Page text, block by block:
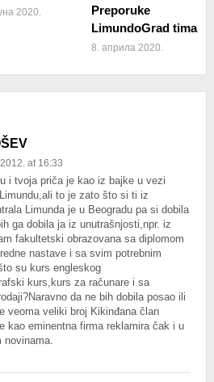
2020.
Preporuke
LimundoGrad tima
8. априла 2020.
at 16:33
i tvoja priča je kao iz bajke u vezi
to je zato što si ti iz
Limunda je u Beogradu pa si dobila
ga dobila ja iz unutrašnjosti,npr. iz
fakultetski obrazovana sa diplomom
nastave i sa svim potrebnim
su kurs engleskog
kurs,kurs za računare i sa
da ne bih dobila posao ili
veoma veliki broj Kikinđana član
kao eminentna firma reklamira čak i u